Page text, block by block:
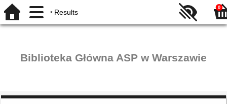
Results
0
Biblioteka Główna ASP w Warszawie